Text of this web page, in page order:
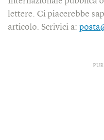
lettere. Ci piacerebbe
articolo. Scrivici a: